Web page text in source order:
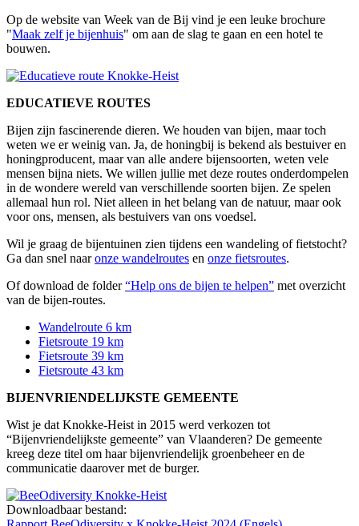
Op de website van Week van de Bij vind je een leuke brochure
"Maak zelf je bijenhuis" om aan de slag te gaan en een hotel te
bouwen.
EDUCATIEVE ROUTES
Bijen zijn fascinerende dieren. We houden van bijen, maar toch
weten we er weinig van. Ja, de honingbij is bekend als bestuiver en
honingproducent, maar van alle andere bijensoorten, weten vele
mensen bijna niets. We willen jullie met deze routes onderdompelen
in de wondere wereld van verschillende soorten bijen. Ze spelen
allemaal hun rol. Niet alleen in het belang van de natuur, maar ook
voor ons, mensen, als bestuivers van ons voedsel.
Wil je graag de bijentuinen zien tijdens een wandeling of fietstocht?
Ga dan snel naaronze wandelroutes en onze fietsroutes.
Of download de folder“Help ons de bijen te helpen” met overzicht
van de bijen-routes.
Wandelroute 6 km
Fietsroute 19 km
Fietsroute 39 km
Fietsroute 43 km
BIJENVRIENDELIJKSTE GEMEENTE
Wist je dat Knokke-Heist in 2015 werd verkozen tot
“Bijenvriendelijkste gemeente” van Vlaanderen? De gemeente
kreeg deze titel om haar bijenvriendelijk groenbeheer en de
communicatie daarover met de burger.
Downloadbaar bestand: